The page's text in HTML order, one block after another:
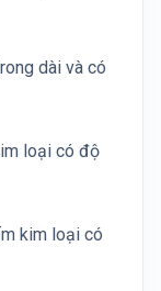
dài và có
loại có độ
kim loại có